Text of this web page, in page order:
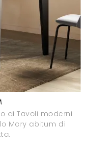
di Tavoli moderni
Mary abitum di